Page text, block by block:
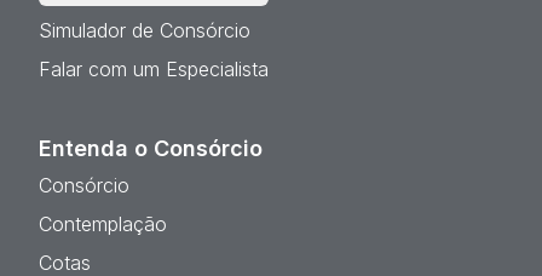
Simulador de Consórcio
Falar com um Especialista
Entenda o Consórcio
Consórcio
Contemplação
Cotas